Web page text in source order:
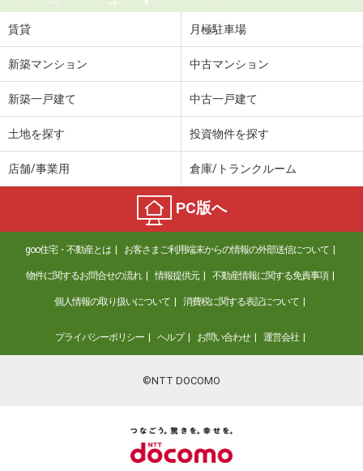
賃貸 月極駐車場
新築マンション 中古マンション
新築一戸建て 中古一戸建て
土地を探す 投資物件を探す
店舗/事業用 倉庫/トランクルーム
PC版へ
goo住宅・不動産とは お客さまご利用端末からの情報の外部送信について
物件に関するお問合せの流れ 情報提供元 不動産情報に関する免責事項
個人情報の取り扱いについて 消費税に関する表記について
プライバシーポリシー ヘルプ お問い合わせ 運営会社
©NTT DOCOMO